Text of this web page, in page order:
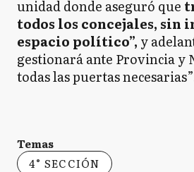
unidad donde aseguró que
todos los concejales, sin
espacio político”, y
gestionará ante Provincia y
todas las puertas
Temas
4° SECCIÓN